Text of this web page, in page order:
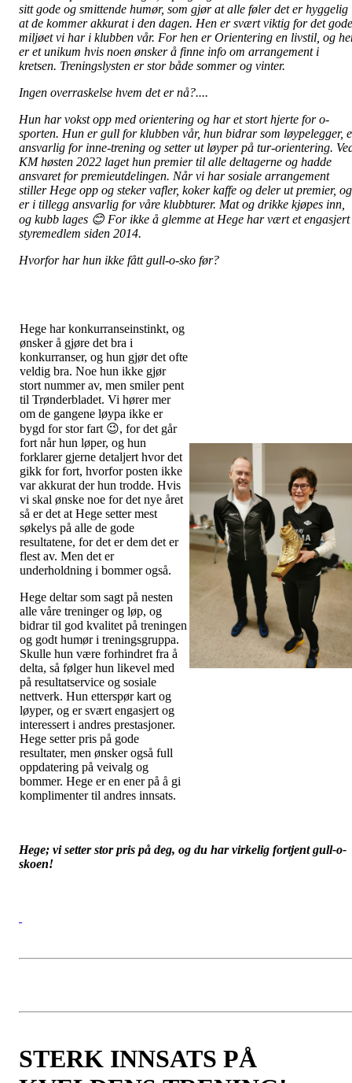
sitt gode og smittende humør, som gjør at alle føler det er hyggelig
at de kommer akkurat i den dagen. Hen er svært viktig for det gode
miljøet vi har i klubben vår. For hen er Orientering en livstil, og
er et unikum hvis noen ønsker å finne info om arrangement i
kretsen. Treningslysten er stor både sommer og vinter.
Ingen overraskelse hvem det er nå?....
Hun har vokst opp med orientering og har et stort hjerte for o-
sporten. Hun er gull for klubben vår, hun bidrar som løypelegger,
ansvarlig for inne-trening og setter ut løyper på tur-orientering.
KM høsten 2022 laget hun premier til alle deltagerne og hadde
ansvaret for premieutdelingen. Når vi har sosiale arrangement
stiller Hege opp og steker vafler, koker kaffe og deler ut premier, og
er i tillegg ansvarlig for våre klubbturer. Mat og drikke kjøpes inn,
og kubb lages 😊 For ikke å glemme at Hege har vært et engasjert
styremedlem siden 2014.
Hvorfor har hun ikke fått gull-o-sko før?
Hege har konkurranseinstinkt, og
ønsker å gjøre det bra i
konkurranser, og hun gjør det ofte
veldig bra. Noe hun ikke gjør
stort nummer av, men smiler pent
til Trønderbladet. Vi hører mer
om de gangene løypa ikke er
bygd for stor fart 😉, for det går
fort når hun løper, og hun
forklarer gjerne detaljert hvor det
gikk for fort, hvorfor posten ikke
var akkurat der hun trodde. Hvis
vi skal ønske noe for det nye året
så er det at Hege setter mest
søkelys på alle de gode
resultatene, for det er dem det er
flest av. Men det er
underholdning i bommer også.
Hege deltar som sagt på nesten
alle våre treninger og løp, og
bidrar til god kvalitet på treningen
og godt humør i treningsgruppa.
Skulle hun være forhindret fra å
delta, så følger hun likevel med
på resultatservice og sosiale
nettverk. Hun etterspør kart og
løyper, og er svært engasjert og
interessert i andres prestasjoner.
Hege setter pris på gode
resultater, men ønsker også full
oppdatering på veivalg og
bommer. Hege er en ener på å gi
komplimenter til andres innsats.
Hege; vi setter stor pris på deg, og du har virkelig fortjent gull-o-
skoen!
STERK INNSATS PÅ